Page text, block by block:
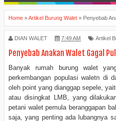
Home »Artikel Burung Walet » Penyebab
DIAN WALET 7:49 AM Artikel
Penyebab Anakan Walet Gagal
Banyak rumah burung walet
perkembangan populasi waletn di
oleh point yang dianggap sepele,
atau disingkat LMB, yang
petani walet pemula beranggapan
saja, yang penting ada lubangnya